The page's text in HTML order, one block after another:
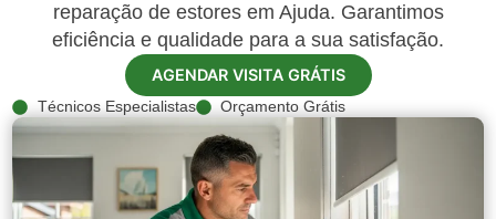
reparação de estores em Ajuda. Garantimos
eficiência e qualidade para a sua satisfação.
AGENDAR VISITA GRÁTIS
Técnicos Especialistas Orçamento Grátis